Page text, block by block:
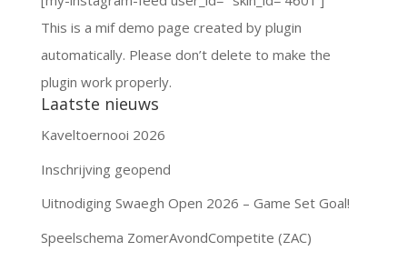
This is a mif demo page created by plugin
automatically. Please don’t delete to make the
plugin work properly.
Laatste nieuws
Kaveltoernooi 2026
Inschrijving geopend
Uitnodiging Swaegh Open 2026 – Game Set Goal!
Speelschema ZomerAvondCompetite (ZAC)